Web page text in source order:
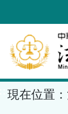
到
要
內
容
區
現在位置：